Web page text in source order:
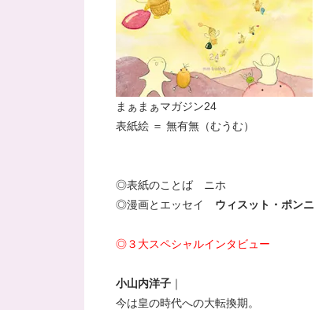
まぁまぁマガジン24
表紙絵 ＝ 無有無（むうむ）
◎表紙のことば ニホ
◎漫画とエッセイ ウィスット・ポン
◎３大スペシャルインタビュー
小山内洋子 ｜
今は皇の時代への大転換期。